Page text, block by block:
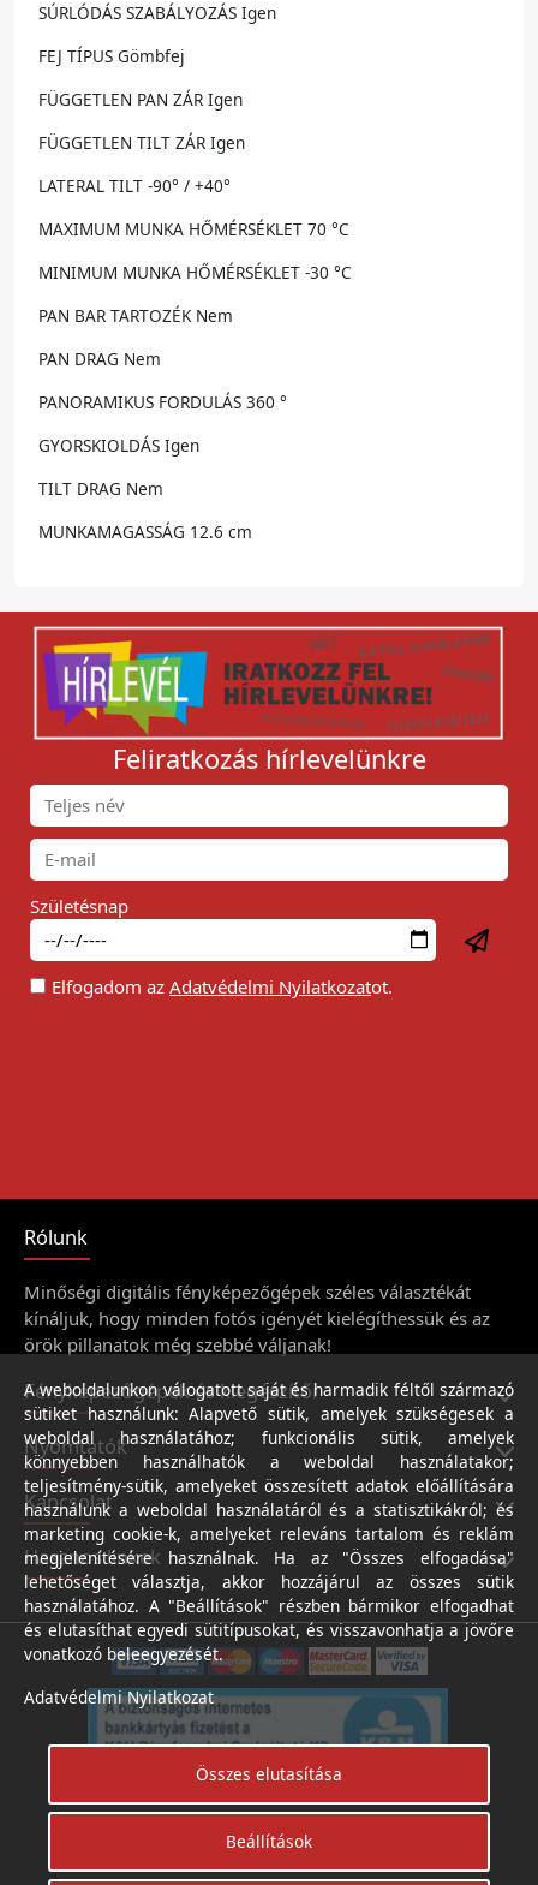
SÚRLÓDÁS SZABÁLYOZÁS Igen
FEJ TÍPUS Gömbfej
FÜGGETLEN PAN ZÁR Igen
FÜGGETLEN TILT ZÁR Igen
LATERAL TILT -90° / +40°
MAXIMUM MUNKA HŐMÉRSÉKLET 70 °C
MINIMUM MUNKA HŐMÉRSÉKLET -30 °C
PAN BAR TARTOZÉK Nem
PAN DRAG Nem
PANORAMIKUS FORDULÁS 360 °
GYORSKIOLDÁS Igen
TILT DRAG Nem
MUNKAMAGASSÁG 12.6 cm
Feliratkozás hírlevelünkre
Születésnap
Elfogadom az Adatvédelmi Nyilatkozatot.
Rólunk
Minőségi digitális fényképezőgépek széles választékát
kínáljuk, hogy minden fotós igényét kielégíthessük és az
örök pillanatok még szebbé váljanak!
Fényképezőgépek és kiegészítői
Nyomtatók
Kapcsolat
Hasznos linkek
Árukereső.hu
A weboldalunkon válogatott saját és harmadik féltől származó
sütiket használunk: Alapvető sütik, amelyek szükségesek a
weboldal használatához; funkcionális sütik, amelyek
könnyebben használhatók a weboldal használatakor;
teljesítmény-sütik, amelyeket összesített adatok előállítására
használunk a weboldal használatáról és a statisztikákról; és
marketing cookie-k, amelyeket releváns tartalom és reklám
megjelenítésére használnak. Ha az "Összes elfogadása"
lehetőséget választja, akkor hozzájárul az összes sütik
használatához. A "Beállítások" részben bármikor elfogadhat
és elutasíthat egyedi sütitípusokat, és visszavonhatja a jövőre
vonatkozó beleegyezését.
Adatvédelmi Nyilatkozat
Összes elutasítása
Beállítások